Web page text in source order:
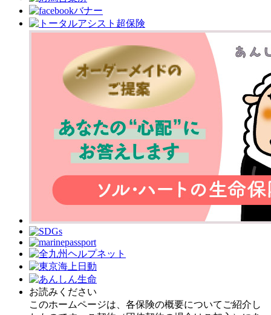
お読みください
このホームページは、各保険の概要についてご紹介し